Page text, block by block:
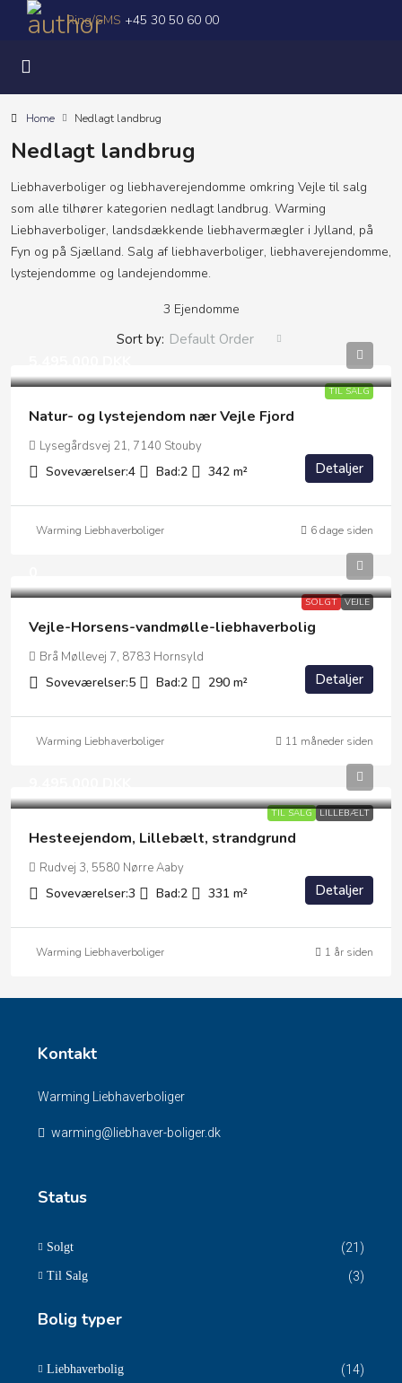
Ring/SMS +45 30 50 60 00
Home Nedlagt landbrug
Nedlagt landbrug
Liebhaverboliger og liebhaverejendomme omkring Vejle til salg
som alle tilhører kategorien nedlagt landbrug. Warming
Liebhaverboliger, landsdækkende liebhavermægler i Jylland, på
Fyn og på Sjælland. Salg af liebhaverboliger, liebhaverejendomme,
lystejendomme og landejendomme.
3 Ejendomme
Sort by: Default Order
TIL SALG
Natur- og lystejendom nær Vejle Fjord
Lysegårdsvej 21, 7140 Stouby
Soveværelser:4 Bad:2 342 m² Detaljer
Warming Liebhaverboliger 6 dage siden
SOLGT VEJLE
Vejle-Horsens-vandmølle-liebhaverbolig
Brå Møllevej 7, 8783 Hornsyld
Soveværelser:5 Bad:2 290 m² Detaljer
Warming Liebhaverboliger 11 måneder siden
TIL SALG LILLEBÆLT
Hesteejendom, Lillebælt, strandgrund
Rudvej 3, 5580 Nørre Aaby
Soveværelser:3 Bad:2 331 m² Detaljer
Warming Liebhaverboliger 1 år siden
Kontakt
Warming Liebhaverboliger
warming@liebhaver-boliger.dk
Status
Solgt (21)
Til Salg (3)
Bolig typer
Liebhaverbolig (14)